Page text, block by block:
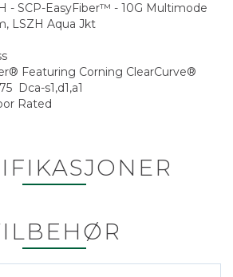
- SCP-EasyFiber™ - 10G Multimode
LSZH Aqua Jkt
Featuring Corning ClearCurve®
Dca-s1,d1,a1
Rated